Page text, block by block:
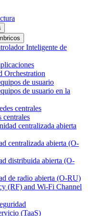
Inteligente de
Orchestration
de usuario
de usuario en la
centrales
centrales
centralizada abierta
centralizada abierta (O-
distribuida abierta (O-
de radio abierta (O-RU)
(RF) and Wi-Fi Channel
(TaaS)